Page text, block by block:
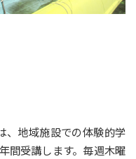
地域施設での体験的学
間受講します。毎週木曜